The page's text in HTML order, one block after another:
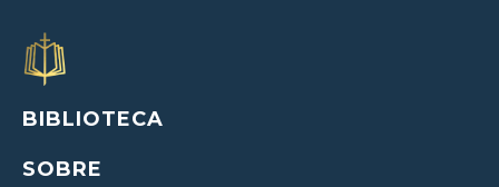
BIBLIOTECA
SOBRE